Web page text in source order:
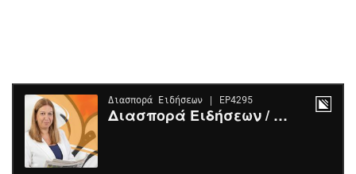
Πολιτισμός
Σινεμά
Θέατρο-Χορός
Μουσική
Εκπομπές
Wine routes